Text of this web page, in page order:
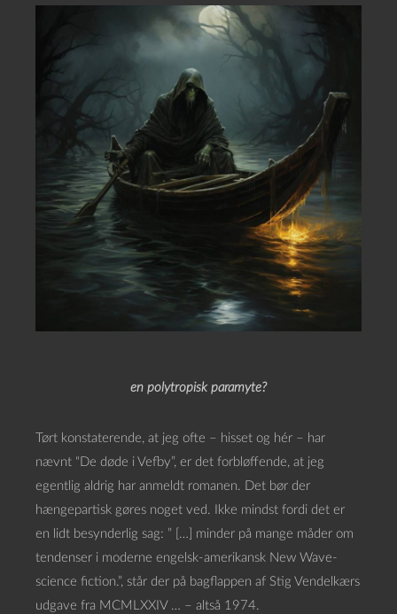
en polytropisk paramyte?
Tørt konstaterende, at jeg ofte – hisset og hér – har
nævnt “De døde i Vefby”, er det forbløffende, at jeg
egentlig aldrig har anmeldt romanen. Det bør der
hængepartisk gøres noget ved. Ikke mindst fordi det er
en lidt besynderlig sag: ” […] minder på mange måder om
tendenser i moderne engelsk-amerikansk New Wave-
science fiction.”, står der på bagflappen af Stig Vendelkærs
udgave fra MCMLXXIV … – altså 1974.